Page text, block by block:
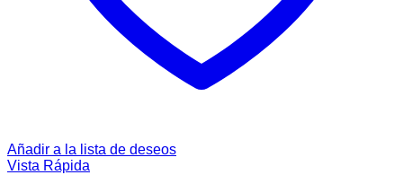
Añadir a la lista de deseos
Vista Rápida